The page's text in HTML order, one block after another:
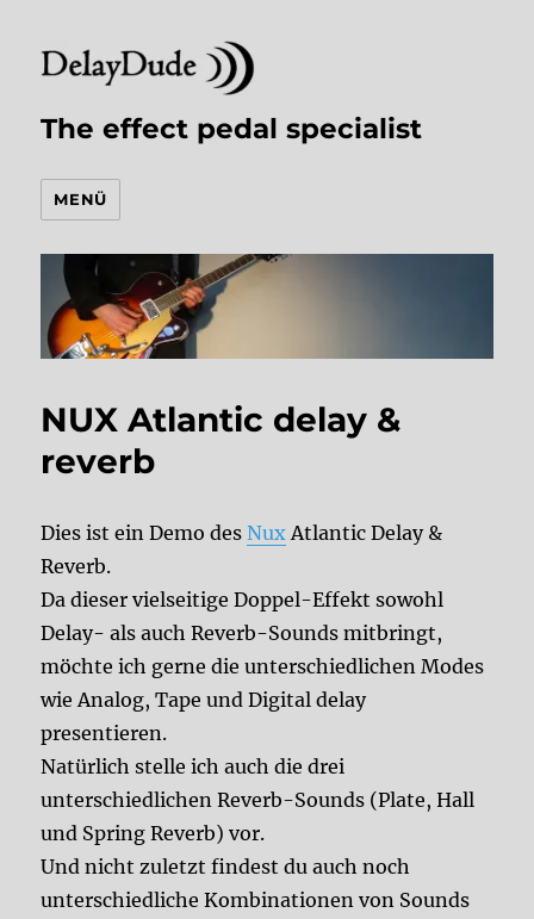
The effect pedal specialist
MENÜ
NUX Atlantic delay &
reverb
Dies ist ein Demo desNux Atlantic Delay &
Reverb.
Da dieser vielseitige Doppel-Effekt sowohl
Delay- als auch Reverb-Sounds mitbringt,
möchte ich gerne die unterschiedlichen Modes
wie Analog, Tape und Digital delay
presentieren.
Natürlich stelle ich auch die drei
unterschiedlichen Reverb-Sounds (Plate, Hall
und Spring Reverb) vor.
Und nicht zuletzt findest du auch noch
unterschiedliche Kombinationen von Sounds